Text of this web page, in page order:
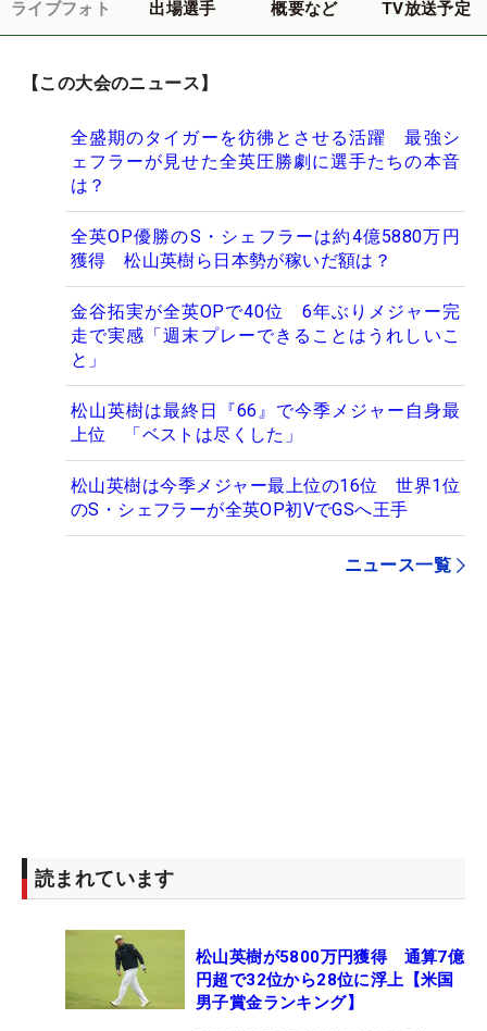
ライブフォト 出場選手 概要など TV放送予定
【この大会のニュース】
全盛期のタイガーを彷彿とさせる活躍 最強シ
ェフラーが見せた全英圧勝劇に選手たちの本音
は？
全英OP優勝のS・シェフラーは約4億5880万円
獲得 松山英樹ら日本勢が稼いだ額は？
金谷拓実が全英OPで40位 6年ぶりメジャー完
走で実感「週末プレーできることはうれしいこ
と」
松山英樹は最終日『66』で今季メジャー自身最
上位 「ベストは尽くした」
松山英樹は今季メジャー最上位の16位 世界1位
のS・シェフラーが全英OP初VでGSへ王手
ニュース一覧
読まれています
松山英樹が5800万円獲得 通算7億
円超で32位から28位に浮上【米国
男子賞金ランキング】